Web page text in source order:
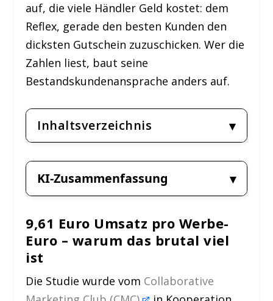
auf, die viele Händler Geld kostet: dem
Reflex, gerade den besten Kunden den
dicksten Gutschein zuzuschicken. Wer die
Zahlen liest, baut seine
Bestandskundenansprache anders auf.
Inhaltsverzeichnis
KI-Zusammenfassung
9,61 Euro Umsatz pro Werbe-
Euro – warum das brutal viel
ist
Die Studie wurde vom Collaborative